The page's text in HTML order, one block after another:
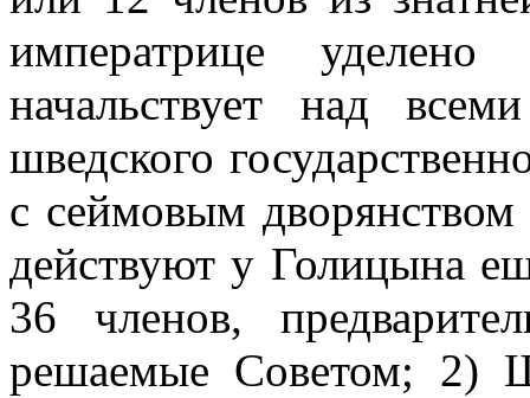
императрице
начальствует над
шведского
с сеймовым
действуют у Голицына
36 членов,
решаемые Советом; 2)